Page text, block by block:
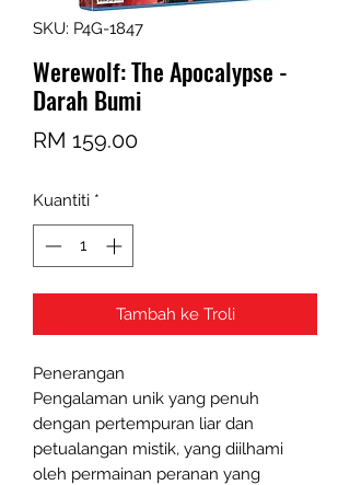
SKU: P4G-1847
Werewolf: The Apocalypse -
Darah Bumi
RM 159.00Harga
Kuantiti *
Tambah ke Troli
Penerangan
Pengalaman unik yang penuh
dengan pertempuran liar dan
petualangan mistik, yang diilhami
oleh permainan peranan yang